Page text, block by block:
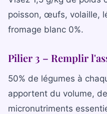
poisson, œufs, volaille,
fromage blanc 0%.
Pilier 3 – Remplir
50% de légumes à
apportent du volume,
micronutriments